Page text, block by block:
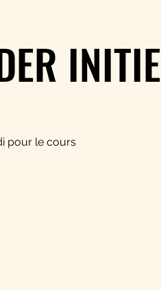
INITIE
pour le cours